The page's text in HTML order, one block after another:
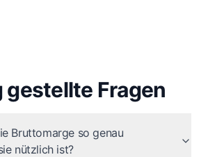
gestellte Fragen
Bruttomarge so genau
nützlich ist?